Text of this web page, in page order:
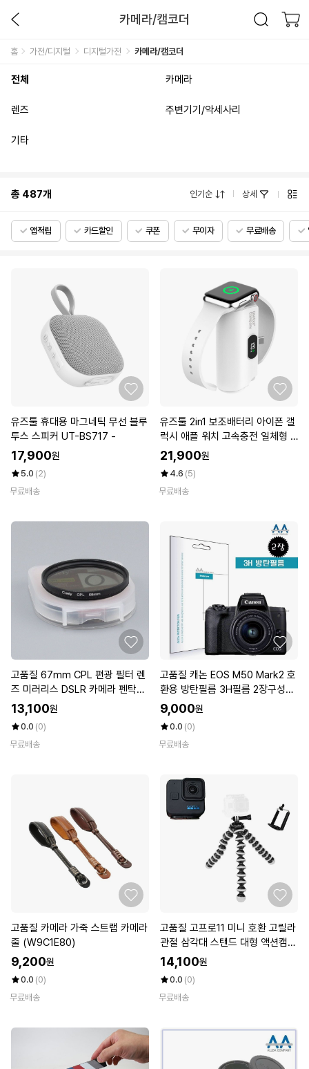
카메라/캠코더
홈 가전/디지털 디지털가전 카메라/캠코더
전체 카메라
렌즈 주변기기/악세사리
기타
총 487개 인기순 상세
앱적립 카드할인 쿠폰 무이자 무료배송
유즈툴 휴대용 마그네틱 무선 블루
투스 스피커 UT-BS717 -
17,900원
5.0 (2)
무료배송
유즈툴 2in1 보조배터리 아이폰 갤
럭시 애플 워치 고속충전 일체형 5
000mAh -
21,900원
4.6 (5)
무료배송
고품질 67mm CPL 편광 필터 렌
즈 미러리스 DSLR 카메라 펜탁스
(W7FD7D3)
13,100원
0.0 (0)
무료배송
고품질 캐논 EOS M50 Mark2 호
환용 방탄필름 3H필름 2장구성
(W7F6654)
9,000원
0.0 (0)
무료배송
고품질 카메라 가죽 스트랩 카메라
줄 (W9C1E80)
9,200원
0.0 (0)
무료배송
고품질 고프로11 미니 호환 고릴라
관절 삼각대 스탠드 대형 액션캠
(WB1351D)
14,100원
0.0 (0)
무료배송